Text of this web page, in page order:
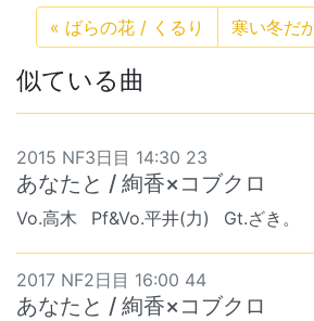
« ばらの花 / くるり 寒い冬だ
似ている曲
2015 NF3日目 14:30 23
あなたと / 絢香×コブクロ
Vo.高木 Pf&Vo.平井(力) Gt.ざき。
2017 NF2日目 16:00 44
あなたと / 絢香×コブクロ